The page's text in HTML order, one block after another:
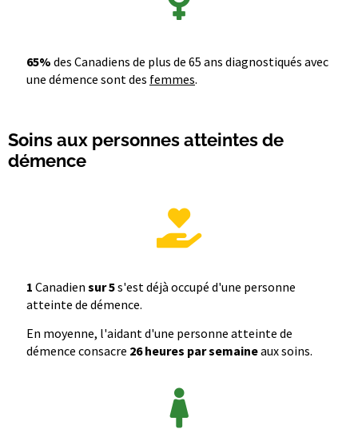
65% des Canadiens de plus de 65 ans diagnostiqués avec
une démence sont des femmes.
Soins aux personnes atteintes de
démence
1 Canadien sur 5s'est déjà occupé d'une personne
atteinte de démence.
En moyenne, l'aidant d'une personne atteinte de
démence consacre 26 heures par semaineaux soins.